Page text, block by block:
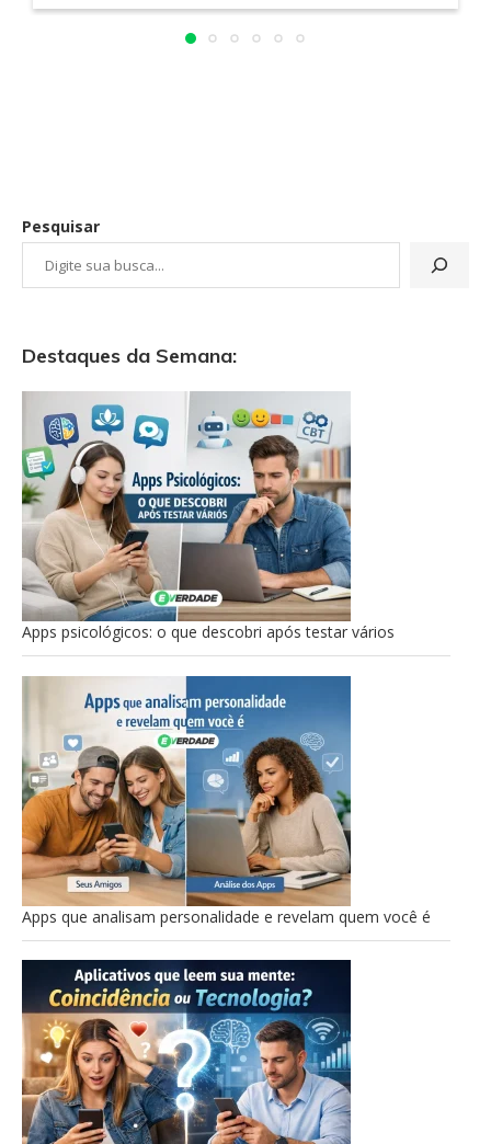
Pesquisar
Destaques da Semana:
Apps psicológicos: o que descobri após testar vários
Apps que analisam personalidade e revelam quem você é